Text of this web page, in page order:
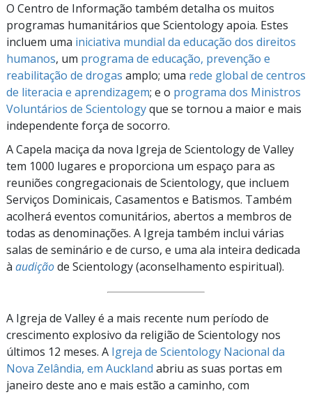
O Centro de Informação também detalha os muitos
programas humanitários que Scientology apoia. Estes
incluem uma iniciativa mundial da educação dos direitos
humanos, um programa de educação, prevenção e
reabilitação de drogas amplo; uma rede global de centros
de literacia e aprendizagem; e o programa dos Ministros
Voluntários de Scientologyque se tornou a maior e mais
independente força de socorro.
A Capela maciça da nova Igreja de Scientology de Valley
tem 1000 lugares e proporciona um espaço para as
reuniões congregacionais de Scientology, que incluem
Serviços Dominicais, Casamentos e Batismos. Também
acolherá eventos comunitários, abertos a membros de
todas as denominações. A Igreja também inclui várias
salas de seminário e de curso, e uma ala inteira dedicada
à audiçãode Scientology (aconselhamento espiritual).
A Igreja de Valley é a mais recente num período de
crescimento explosivo da religião de Scientology nos
últimos 12 meses. A Igreja de Scientology Nacional da
Nova Zelândia, em Auckland abriu as suas portas em
janeiro deste ano e mais estão a caminho, com